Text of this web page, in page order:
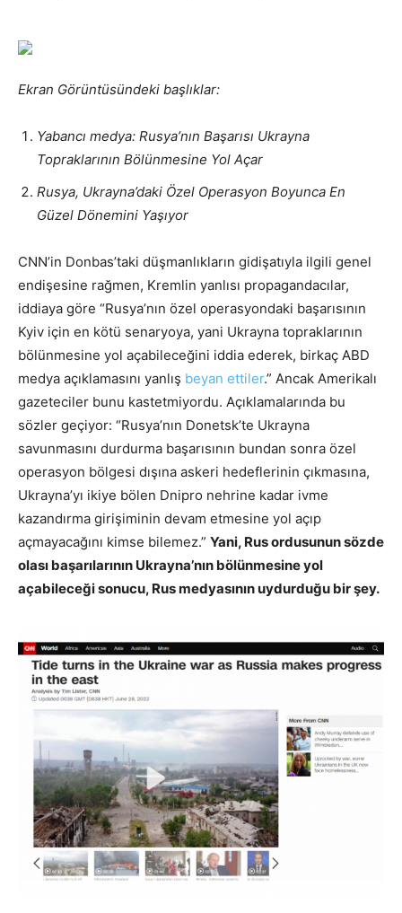
Ekran Görüntüsündeki başlıklar:
Yabancı medya: Rusya’nın Başarısı Ukrayna
Topraklarının Bölünmesine Yol Açar
Rusya, Ukrayna’daki Özel Operasyon Boyunca En
Güzel Dönemini Yaşıyor
CNN’in Donbas’taki düşmanlıkların gidişatıyla ilgili genel
endişesine rağmen, Kremlin yanlısı propagandacılar,
iddiaya göre “Rusya’nın özel operasyondaki başarısının
Kyiv için en kötü senaryoya, yani Ukrayna topraklarının
bölünmesine yol açabileceğini iddia ederek, birkaç ABD
medya açıklamasını yanlış beyan ettiler.” Ancak Amerikalı
gazeteciler bunu kastetmiyordu. Açıklamalarında bu
sözler geçiyor: “Rusya’nın Donetsk’te Ukrayna
savunmasını durdurma başarısının bundan sonra özel
operasyon bölgesi dışına askeri hedeflerinin çıkmasına,
Ukrayna’yı ikiye bölen Dnipro nehrine kadar ivme
kazandırma girişiminin devam etmesine yol açıp
açmayacağını kimse bilemez.” Yani, Rus ordusunun sözde
olası başarılarının Ukrayna’nın bölünmesine yol
açabileceği sonucu, Rus medyasının uydurduğu bir şey.